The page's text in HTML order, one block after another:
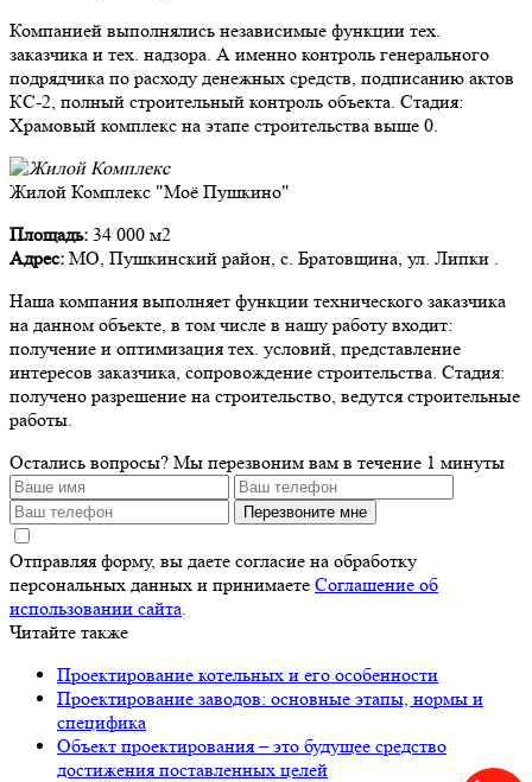
Компанией выполнялись независимые функции тех.
заказчика и тех. надзора. А именно контроль генерального
подрядчика по расходу денежных средств, подписанию актов
КС-2, полный строительный контроль объекта. Стадия:
Храмовый комплекс на этапе строительства выше 0.
Жилой Комплекс "Моё Пушкино"
Площадь: 34 000 м2
Адрес: МО, Пушкинский район, с. Братовщина, ул. Липки .
Наша компания выполняет функции технического заказчика
на данном объекте, в том числе в нашу работу входит:
получение и оптимизация тех. условий, представление
интересов заказчика, сопровождение строительства. Стадия:
получено разрешение на строительство, ведутся строительные
работы.
Остались вопросы? Мы перезвоним вам в течение 1 минуты
Перезвоните мне
Отправляя форму, вы даете согласие на обработку
персональных данных и принимаете Соглашение об
использовании сайта.
Читайте также
Проектирование котельных и его особенности
Проектирование заводов: основные этапы, нормы и
специфика
Объект проектирования – это будущее средство
достижения поставленных целей